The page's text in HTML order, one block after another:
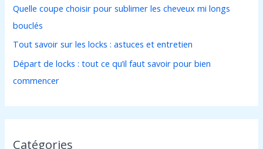
:
Quelle coupe choisir pour sublimer les cheveux mi longs
bouclés
Tout savoir sur les locks : astuces et entretien
Départ de locks : tout ce qu’il faut savoir pour bien
commencer
Catégories